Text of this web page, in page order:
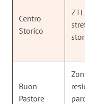
Centro
Storico
Buon
Pastore